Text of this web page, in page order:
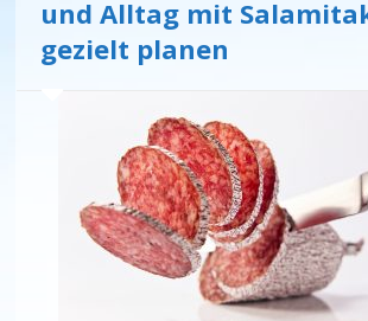
und Alltag mit
gezielt planen